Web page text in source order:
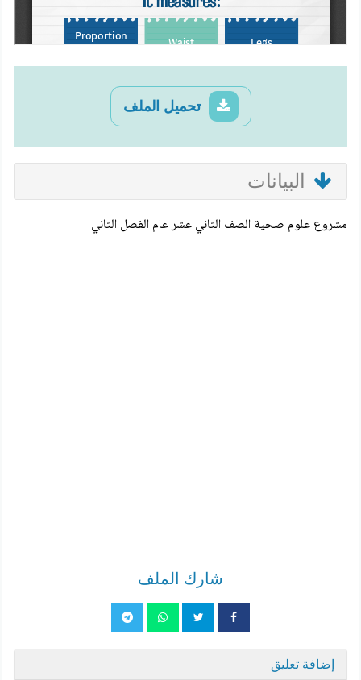
تحميل الملف
البيانات
مشروع علوم صحية الصف الثاني عشر عام الفصل الثاني
شارك الملف
إضافة تعليق